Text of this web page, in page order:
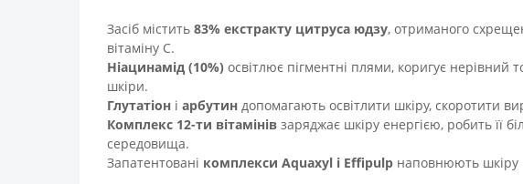
Засіб містить 83% екстракту цитруса юдзу, отриманого
вітаміну С.
Ніацинамід (10%) освітлює пігментні плями, коригує нерівний
шкіри.
Глутатіон і арбутин допомагають освітлити шкіру, скоротити
Комплекс 12-ти вітамінів заряджає шкіру енергією, робить її
середовища.
Запатентовані комплекси Aquaxyl і Effipulp наповнюють шкіру